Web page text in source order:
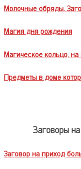
Молочные обряды.
Магия дня рождения
Магическое кольцо,
Предметы в доме
Заговоры
Заговор на приход